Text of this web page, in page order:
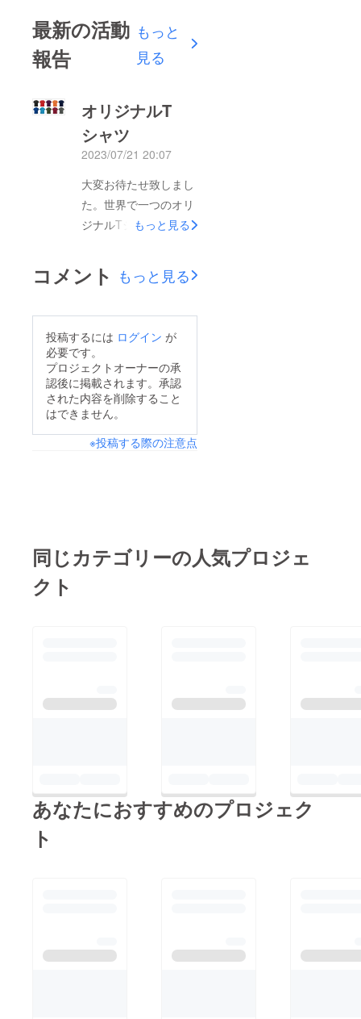
最新の活動
報告
もっと
見る
オリジナルT
シャツ
2023/07/21 20:07
大変お待たせ致しまし
た。世界で一つのオリ
ジナルTシャツができ
ンは前面の左胸一カ所
のみになります。是非
て頂きたいと思いま
す。
もっと見る
コメント もっと見る
投稿するには ログイン が
必要です。
プロジェクトオーナーの承
認後に掲載されます。承認
された内容を削除すること
はできません。
※投稿する際の注意点
同じカテゴリーの人気プロジェ
クト
あなたにおすすめのプロジェク
ト